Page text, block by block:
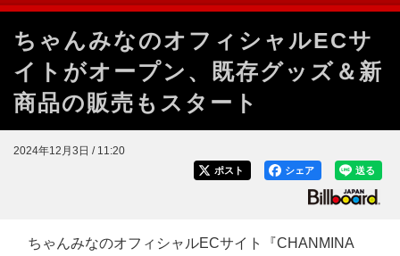
ちゃんみなのオフィシャルECサ
イトがオープン、既存グッズ＆新
商品の販売もスタート
2024年12月3日 / 11:20
送る
シェア
ポスト
ちゃんみなのオフィシャルECサイト『CHANMINA